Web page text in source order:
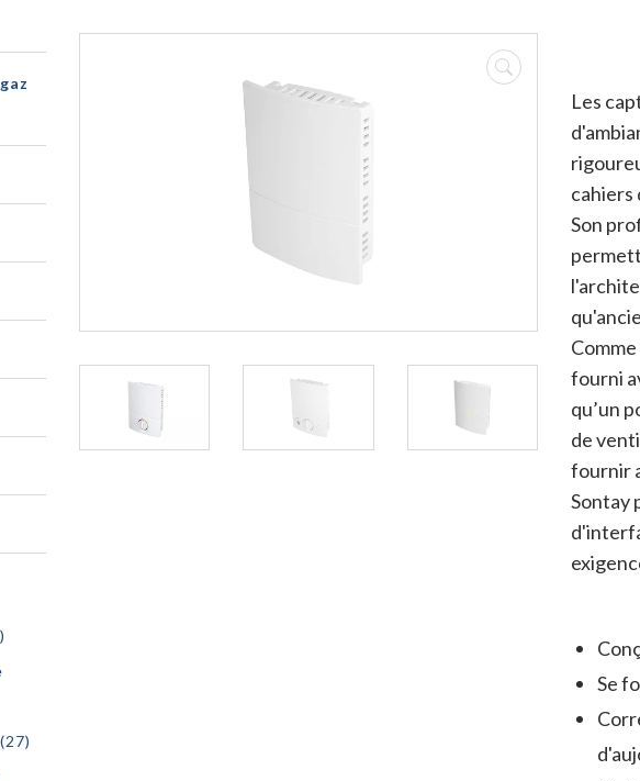
Les
cahiers
Son
fourni
qu’un
de
fournir
Sontay
Se